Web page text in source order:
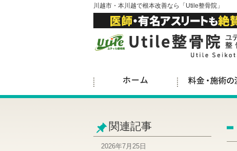
川越市・本川越で根本改善なら「Utile整骨院」
関連記事
2026年7月25日